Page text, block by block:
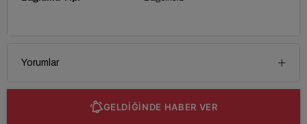
Yorumlar
GELDİĞİNDE HABER VER